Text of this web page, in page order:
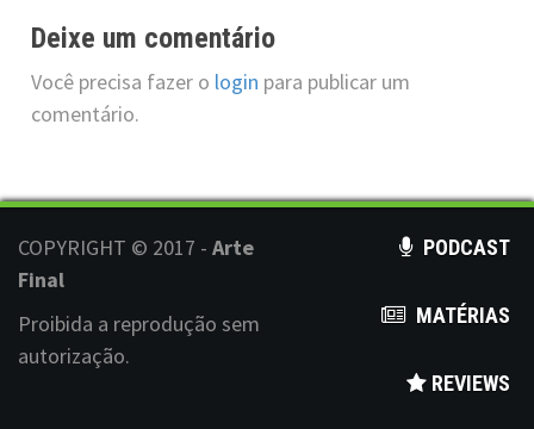
n
a
v
g
a
i
Deixe um comentário
Você precisa fazer o login para publicar um
comentário.
COPYRIGHT © 2017 - Arte
Final
Proibida a reprodução sem
autorização.
PODCAST
MATÉRIAS
REVIEWS